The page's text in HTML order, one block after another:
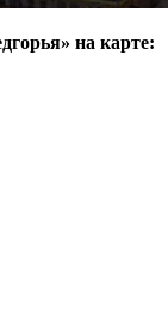
на карте: